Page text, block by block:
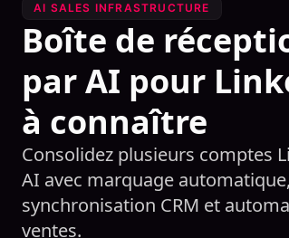
AI SALES INFRASTRUCTURE
Boîte de
par AI pour
à connaître
Consolidez plusieurs comptes
AI avec marquage
synchronisation CRM et
ventes.